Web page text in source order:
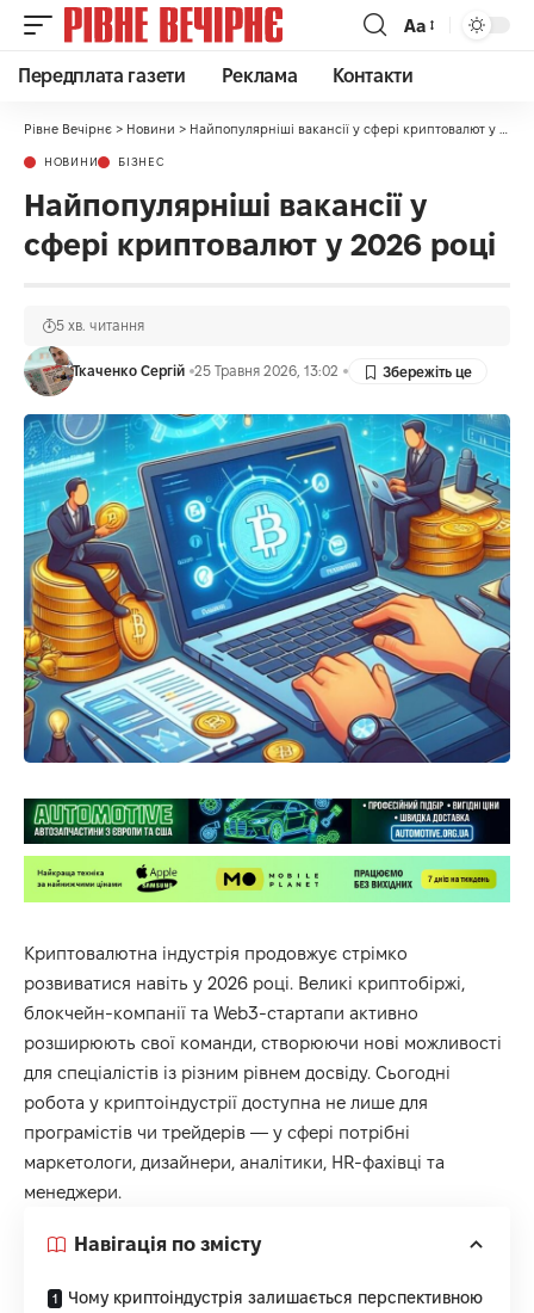
Аа
Передплата газети Реклама Контакти
Рівне Вечірнє > Новини > Найпопулярніші вакансії у сфері криптовалют у 2026 році
НОВИНИ БІЗНЕС
Найпопулярніші вакансії у
сфері криптовалют у 2026 році
Ткаченко Сергій 25 Травня 2026, 13:02
5 хв. читання
Криптовалютна індустрія продовжує стрімко
розвиватися навіть у 2026 році. Великі криптобіржі,
блокчейн-компанії та Web3-стартапи активно
розширюють свої команди, створюючи нові можливості
для спеціалістів із різним рівнем досвіду. Сьогодні
робота у криптоіндустрії доступна не лише для
програмістів чи трейдерів — у сфері потрібні
маркетологи, дизайнери, аналітики, HR-фахівці та
менеджери.
Навігація по змісту
Чому криптоіндустрія залишається перспективною